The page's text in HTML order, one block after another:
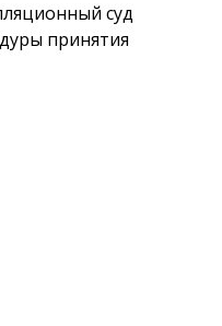
суд
принятия